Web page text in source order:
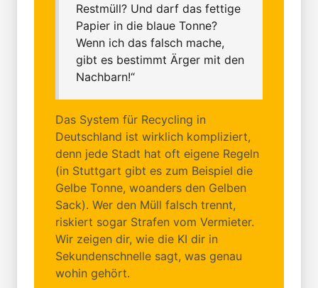
Restmüll? Und darf das fettige
Papier in die blaue Tonne?
Wenn ich das falsch mache,
gibt es bestimmt Ärger mit den
Nachbarn!“
Das System für Recycling in
Deutschland ist wirklich kompliziert,
denn jede Stadt hat oft eigene Regeln
(in Stuttgart gibt es zum Beispiel die
Gelbe Tonne, woanders den Gelben
Sack). Wer den Müll falsch trennt,
riskiert sogar Strafen vom Vermieter.
Wir zeigen dir, wie die KI dir in
Sekundenschnelle sagt, was genau
wohin gehört.